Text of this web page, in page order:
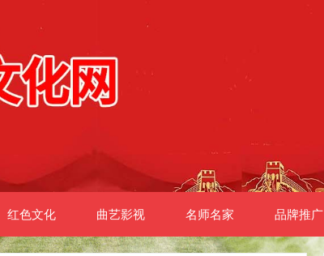
红色文化 曲艺影视 名师名家 品牌推广